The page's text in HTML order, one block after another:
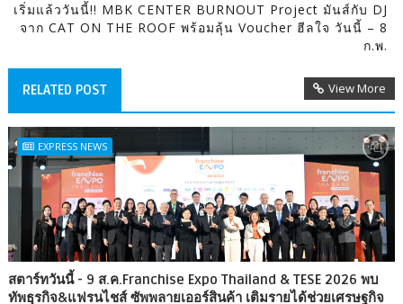
เริ่มแล้ววันนี้!! MBK CENTER BURNOUT Project มันส์กับ DJ
จาก CAT ON THE ROOF พร้อมลุ้น Voucher ฮีลใจ วันนี้ – 8
ก.พ.
RELATED POST View More
EXPRESS NEWS
สตาร์ทวันนี้ - 9 ส.ค.Franchise Expo Thailand & TESE 2026 พบ
ทัพธุรกิจ&แฟรนไชส์ ซัพพลายเออร์สินค้า เติมรายได้ช่วยเศรษฐกิจ